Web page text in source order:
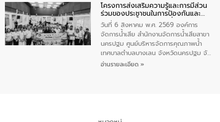
ประชาชน ตัวแทนจากโรงแรมต่างๆ ในเขต
เทศบาลตำบลราไวย์ ศูนย์บริหารจัดการ
คุณภาพน้ำเทศบาลตำบลราไวย์ นำโดยนาย
น้อย แก้วเศษ ผู้จัดการสำนักงานจัดการน้ำ
เสียสาขาภูเก็ต พร้อมด้วยเจ้าหน้าที่ จำนวน
5 คน ร่วมทำกิจกรรม ทำความสะอาด
ชายหาดและแหล่งท่องเที่ยว ณ บริเวณ
โครงการส่งเสริมความรู้และการมีส่วน
ร่วมของประชาชนในการป้องกันและ
แก้ไขปัญหาน้ำเสียอย่างยั่งยืน
วันที่ 6 สิงหาคม พ.ศ. 2569 องค์การ
จัดการน้ำเสีย สำนักงานจัดการน้ำเสียสาขา
นครปฐม ศูนย์บริหารจัดการคุณภาพน้ำ
เทศบาลตำบลบางเลน จังหวัดนครปฐม จัด
กิจกรรมภายใต้โครงการส่งเสริมความรู้และ
จัดการน้ำเสียและสร้างจิตสำนึกในการ
อ่านรายละเอียด »